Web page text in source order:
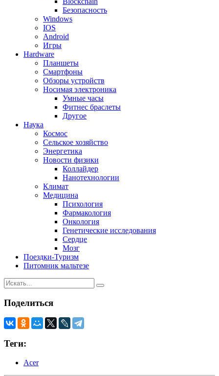
Безопасность
Windows
IOS
Android
Игры
Hardware
Планшеты
Смартфоны
Обзоры устройств
Носимая электроника
Умные часы
Фитнес браслеты
Другое
Наука
Космос
Сельское хозяйство
Энергетика
Новости физики
Коллайдер
Нанотехнологии
Климат
Медицина
Психология
Фармакология
Онкология
Генетические исследования
Сердце
Мозг
Поездки-Туризм
Питомник мальтезе
Поделиться
Теги:
Acer